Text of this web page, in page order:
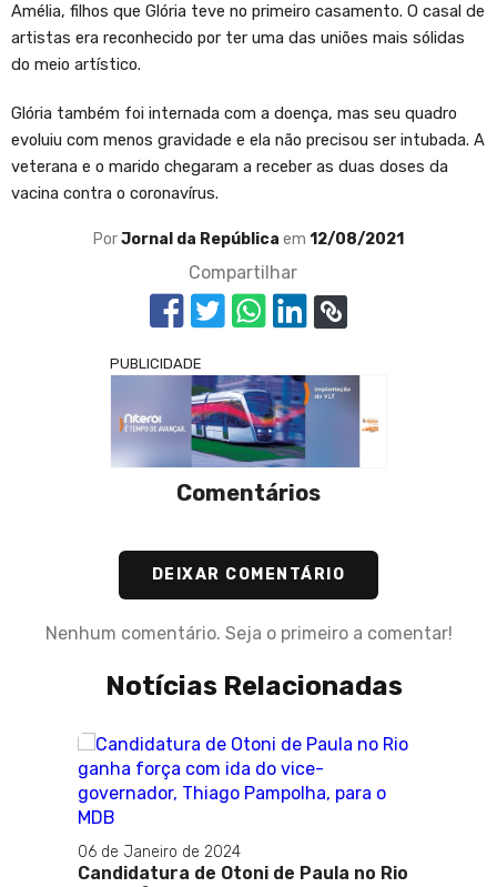
Amélia, filhos que Glória teve no primeiro casamento. O casal de
artistas era reconhecido por ter uma das uniões mais sólidas
do meio artístico.
Glória também foi internada com a doença, mas seu quadro
evoluiu com menos gravidade e ela não precisou ser intubada. A
veterana e o marido chegaram a receber as duas doses da
vacina contra o coronavírus.
PorJornal da República em 12/08/2021
Compartilhar
PUBLICIDADE
Comentários
DEIXAR COMENTÁRIO
Nenhum comentário. Seja o primeiro a comentar!
Notícias Relacionadas
06 de Janeiro de 2024
Candidatura de Otoni de Paula no Rio